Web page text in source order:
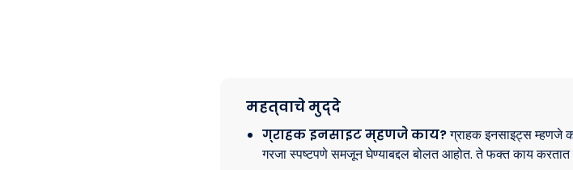
महत्वाचे मुद्दे
ग्राहक इनसाइट म्हणजे काय?ग्राहक इनसाइट्स म्हणजे
गरजा स्पष्टपणे समजून घेण्याबद्दल बोलत आहोत. ते फक्त काय